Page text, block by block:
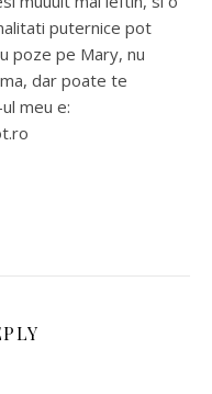
puternice pot
poze pe Mary, nu
dar poate te
meu e: